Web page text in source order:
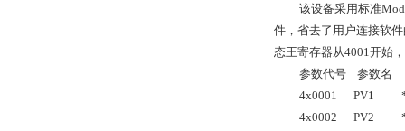
该设备采用标准
件，省去了用户连接软
态王寄存器从4001开始
参数代号
参数名
4x0001
PV1
4x0002
PV2